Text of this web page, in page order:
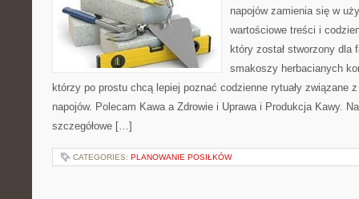
napojów zamienia się w
wartościowe treści i
który został stworzony dla
smakoszy herbacianych
którzy po prostu chcą lepiej poznać codzienne rytuały związane
napojów. Polecam Kawa a Zdrowie i Uprawa i Produkcja Kawy.
szczegółowe […]
CATEGORIES: PLANOWANIE POSIŁKÓW